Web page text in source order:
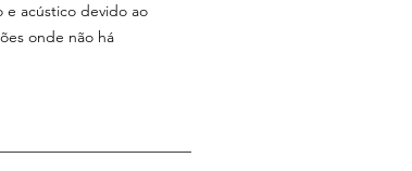
e acústico devido ao
onde não há